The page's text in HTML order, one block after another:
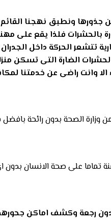
ونطبق نهجنا القائم
فلذا يقع على
الحركة داخل
الضارة التى
وانت راضى عن خدمتنا
من وزارة الصحة بدون رائحة
تماما على صحة الانسان بدون
رجعة وكشف اماكن